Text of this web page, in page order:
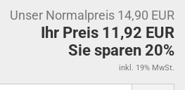
Unser Normalpreis 14,90 EUR
Ihr Preis 11,92 EUR
Sie sparen 20%
inkl. 19% MwSt.